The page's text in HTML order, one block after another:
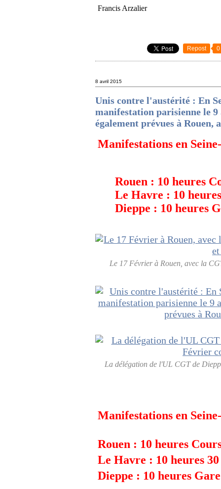
Francis Arzalier
Repost 0
8 avril 2015
Unis contre l'austérité : En
manifestation parisienne le
également prévues à Rouen,
Manifestations en
Rouen : 10 heures
Le Havre : 10
Dieppe : 10 heures
Le 17 Février à Rouen, avec la
La délégation de l'UL CGT de
Manifestations en
Rouen : 10 heures
Le Havre : 10 heures
Dieppe : 10 heures